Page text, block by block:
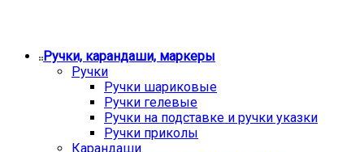
Ручки, карандаши, маркеры
Ручки
Ручки шариковые
Ручки гелевые
Ручки на подставке и ручки указки
Ручки приколы
Карандаши